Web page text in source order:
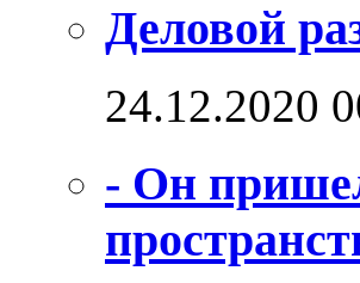
Деловой
24.12.2020
- Он